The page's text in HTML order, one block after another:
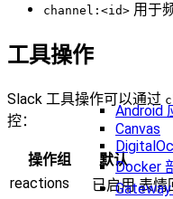
Android
Canvas
Docker
channel:<id> 用于
工具操作
Slack 工具操作可以通过
控：
操作组 默认
reactions
已启用 表情